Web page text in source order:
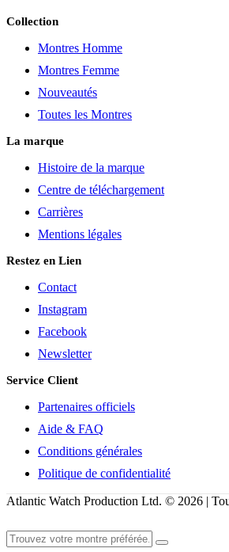
Collection
Montres Homme
Montres Femme
Nouveautés
Toutes les Montres
La marque
Histoire de la marque
Centre de téléchargement
Carrières
Mentions légales
Restez en Lien
Contact
Instagram
Facebook
Newsletter
Service Client
Partenaires officiels
Aide & FAQ
Conditions générales
Politique de confidentialité
Atlantic Watch Production Ltd. © 2026 |